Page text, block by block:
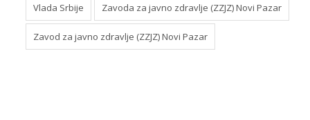
Vlada Srbije Zavoda za javno zdravlje (ZZJZ) Novi Pazar
Zavod za javno zdravlje (ZZJZ) Novi Pazar